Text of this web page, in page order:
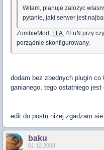
Witam, planuje zalozyc
pytanie, jaki serwer jest
ZombieMod, FFA, 4FuN przy
porządnie skonfigurowany.
dodam bez zbednych plugin
ganianego, tego ostatniego jest
edit do postu nizej zgadzam
baku
01.12.2008